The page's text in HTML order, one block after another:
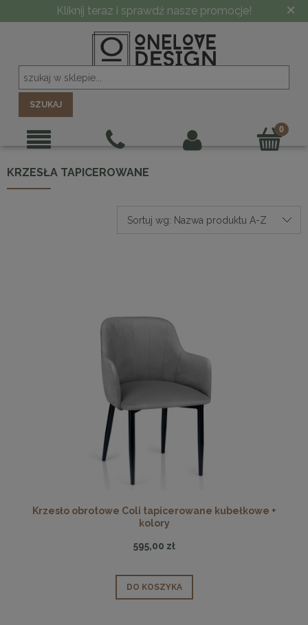
Kliknij teraz i sprawdź nasze promocje! ×
SZUKAJ
KRZESŁA TAPICEROWANE
Sortuj wg: Nazwa produktu A-Z
Krzesło obrotowe Coli tapicerowane kubełkowe +
kolory
595,00 zł
DO KOSZYKA